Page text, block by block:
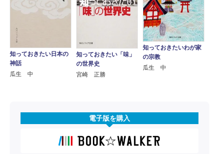
知っておきたい日本の
神話
瓜生 中
知っておきたい「味」
の世界史
宮崎 正勝
知っておきたいわが家
の宗教
瓜生 中
電子版を購入